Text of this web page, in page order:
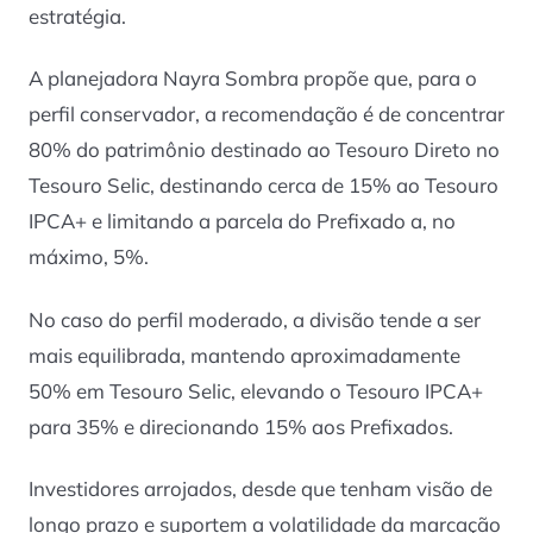
estratégia.
A planejadora Nayra Sombra propõe que, para o
perfil conservador, a recomendação é de concentrar
80% do patrimônio destinado ao Tesouro Direto no
Tesouro Selic, destinando cerca de 15% ao Tesouro
IPCA+ e limitando a parcela do Prefixado a, no
máximo, 5%.
No caso do perfil moderado, a divisão tende a ser
mais equilibrada, mantendo aproximadamente
50% em Tesouro Selic, elevando o Tesouro IPCA+
para 35% e direcionando 15% aos Prefixados.
Investidores arrojados, desde que tenham visão de
longo prazo e suportem a volatilidade da marcação